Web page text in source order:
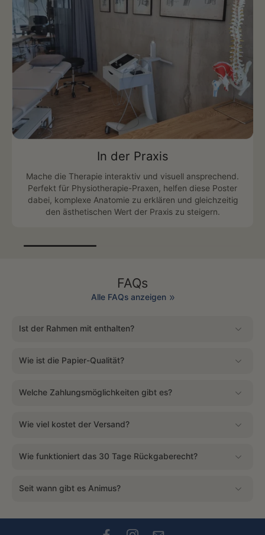
In der Praxis
Mache die Therapie interaktiv und visuell ansprechend.
Perfekt für Physiotherapie-Praxen, helfen diese Poster
dabei, komplexe Anatomie zu erklären und gleichzeitig
den ästhetischen Wert der Praxis zu steigern.
FAQs
Alle FAQs anzeigen
Ist der Rahmen mit enthalten?
Wie ist die Papier-Qualität?
Welche Zahlungsmöglichkeiten gibt es?
Wie viel kostet der Versand?
Wie funktioniert das 30 Tage Rückgaberecht?
Seit wann gibt es Animus?